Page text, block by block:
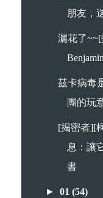
朋友，
灑花了
茲卡病毒
團的玩
[揭密者][
息：讓
書
►01(54)